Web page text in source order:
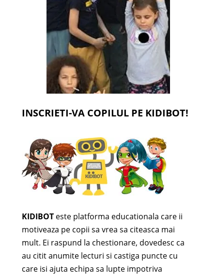
INSCRIETI-VA COPILUL PE KIDIBOT!
KIDIBOTeste platforma educationala care ii
motiveaza pe copii sa vrea sa citeasca mai
mult. Ei raspund la chestionare, dovedesc ca
au citit anumite lecturi si castiga puncte cu
care isi ajuta echipa sa lupte impotriva